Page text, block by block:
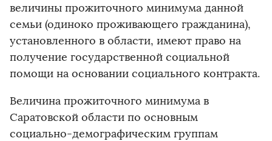
величины прожиточного минимума данной
семьи (одиноко проживающего гражданина),
установленного в области, имеют право на
получение государственной социальной
помощи на основании социального контракта.
Величина прожиточного минимума в
Саратовской области по основным
социально-демографическим группам